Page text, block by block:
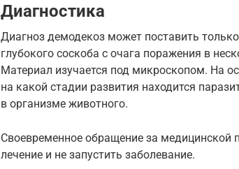
Диагностика
Диагноз демодекоз может поставить
глубокого соскоба с очага поражения в
Материал изучается под микроскопом. На
на какой стадии развития находится
в организме животного.
Своевременное обращение за
лечение и не запустить заболевание.